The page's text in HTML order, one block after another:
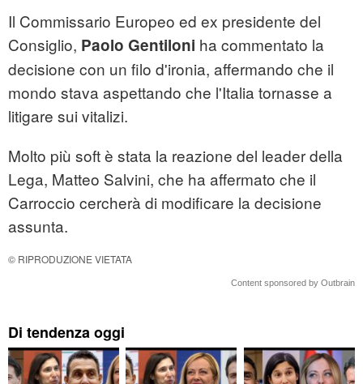
Il Commissario Europeo ed ex presidente del
Consiglio, Paolo Gentiloni ha commentato la
decisione con un filo d'ironia, affermando che il
mondo stava aspettando che l'Italia tornasse a
litigare sui vitalizi.
Molto più soft è stata la reazione del leader della
Lega, Matteo Salvini, che ha affermato che il
Carroccio cercherà di modificare la decisione
assunta.
© RIPRODUZIONE VIETATA
Content sponsored by Outbrain
Di tendenza oggi